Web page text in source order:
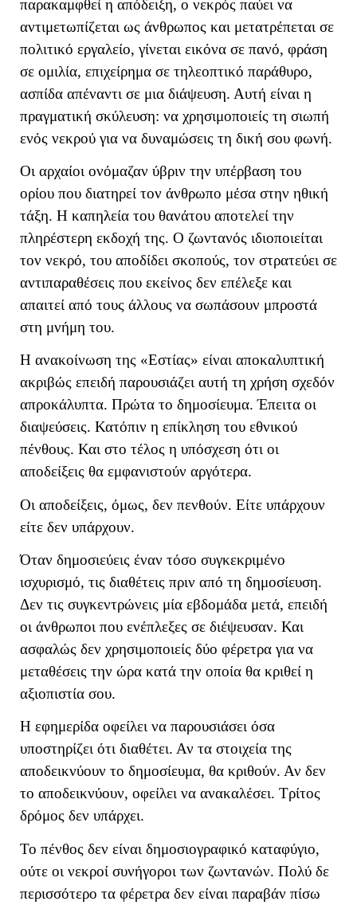
παρακαμφθεί η απόδειξη, ο νεκρός παύει να
αντιμετωπίζεται ως άνθρωπος και μετατρέπεται σε
πολιτικό εργαλείο, γίνεται εικόνα σε πανό, φράση
σε ομιλία, επιχείρημα σε τηλεοπτικό παράθυρο,
ασπίδα απέναντι σε μια διάψευση. Αυτή είναι η
πραγματική σκύλευση: να χρησιμοποιείς τη σιωπή
ενός νεκρού για να δυναμώσεις τη δική σου φωνή.
Οι αρχαίοι ονόμαζαν ύβριν την υπέρβαση του
ορίου που διατηρεί τον άνθρωπο μέσα στην ηθική
τάξη. Η καπηλεία του θανάτου αποτελεί την
πληρέστερη εκδοχή της. Ο ζωντανός ιδιοποιείται
τον νεκρό, του αποδίδει σκοπούς, τον στρατεύει σε
αντιπαραθέσεις που εκείνος δεν επέλεξε και
απαιτεί από τους άλλους να σωπάσουν μπροστά
στη μνήμη του.
Η ανακοίνωση της «Εστίας» είναι αποκαλυπτική
ακριβώς επειδή παρουσιάζει αυτή τη χρήση σχεδόν
απροκάλυπτα. Πρώτα το δημοσίευμα. Έπειτα οι
διαψεύσεις. Κατόπιν η επίκληση του εθνικού
πένθους. Και στο τέλος η υπόσχεση ότι οι
αποδείξεις θα εμφανιστούν αργότερα.
Οι αποδείξεις, όμως, δεν πενθούν. Είτε υπάρχουν
είτε δεν υπάρχουν.
Όταν δημοσιεύεις έναν τόσο συγκεκριμένο
ισχυρισμό, τις διαθέτεις πριν από τη δημοσίευση.
Δεν τις συγκεντρώνεις μία εβδομάδα μετά, επειδή
οι άνθρωποι που ενέπλεξες σε διέψευσαν. Και
ασφαλώς δεν χρησιμοποιείς δύο φέρετρα για να
μεταθέσεις την ώρα κατά την οποία θα κριθεί η
αξιοπιστία σου.
Η εφημερίδα οφείλει να παρουσιάσει όσα
υποστηρίζει ότι διαθέτει. Αν τα στοιχεία της
αποδεικνύουν το δημοσίευμα, θα κριθούν. Αν δεν
το αποδεικνύουν, οφείλει να ανακαλέσει. Τρίτος
δρόμος δεν υπάρχει.
Το πένθος δεν είναι δημοσιογραφικό καταφύγιο,
ούτε οι νεκροί συνήγοροι των ζωντανών. Πολύ δε
περισσότερο τα φέρετρα δεν είναι παραβάν πίσω